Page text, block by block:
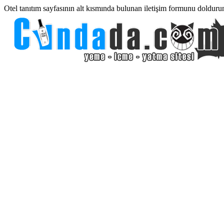
Otel tanıtım sayfasının alt kısmında bulunan iletişim formunu